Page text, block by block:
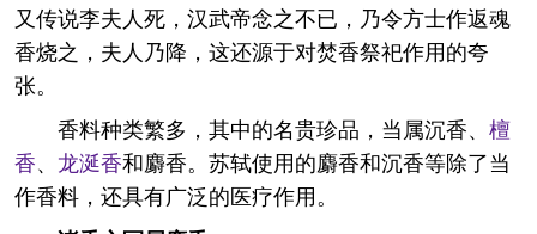
又传说李夫人死，汉武帝念之不已，乃令方士作返魂
香烧之，夫人乃降，这还源于对焚香祭祀作用的夸
张。
香料种类繁多，其中的名贵珍品，当属沉香、 檀
香、 龙涎香和麝香。苏轼使用的麝香和沉香等除了当
作香料，还具有广泛的医疗作用。